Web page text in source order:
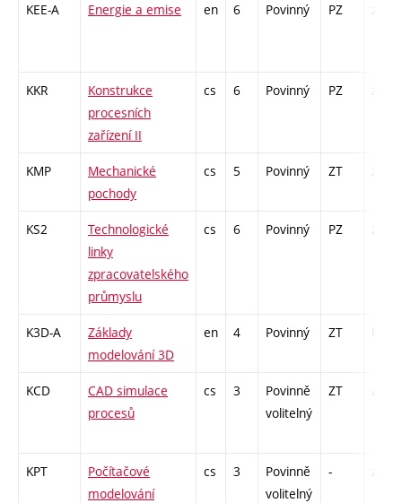
KEE-A Energie a emise en 6 Povinný PZ zá,zk
KKR
Konstrukce
procesních
zařízení II
cs 6 Povinný PZ zá,zk
KMP
Mechanické
pochody
cs 5 Povinný ZT zá,zk
KS2
Technologické
linky
zpracovatelského
průmyslu
cs 6 Povinný PZ zá,zk
K3D-A
Základy
modelování 3D
en 4 Povinný ZT
KCD
CAD simulace
procesů
cs 3
Povinně
volitelný
ZT zá
KPT
Počítačové
modelování
cs 3
Povinně
volitelný
- zá